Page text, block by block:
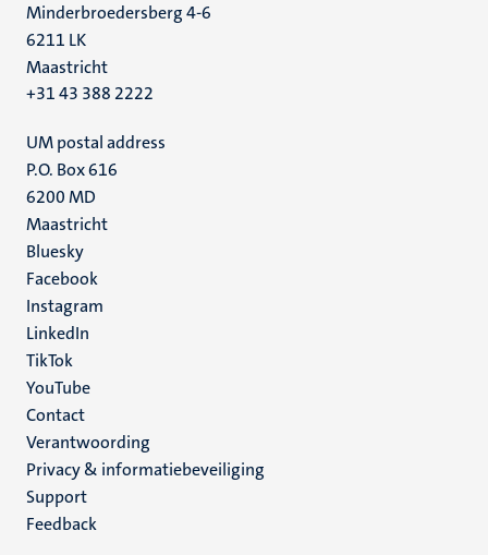
Minderbroedersberg 4-6
6211 LK
Maastricht
+31 43 388 2222
UM postal address
P.O. Box 616
6200 MD
Maastricht
Social
media
Bluesky
Facebook
Instagram
LinkedIn
TikTok
YouTube
Menu
footer
(NL)
Contact
Verantwoording
Privacy & informatiebeveiliging
Support
Feedback